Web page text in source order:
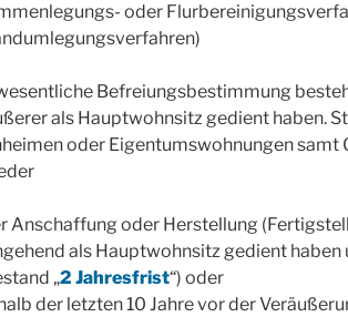
oder
Befreiungsbestimmung
als Hauptwohnsitz gedient haben.
oder Eigentumswohnungen samt
Anschaffung oder Herstellung
als Hauptwohnsitz gedient
„2 Jahresfrist“) oder
der letzten 10 Jahre vor der